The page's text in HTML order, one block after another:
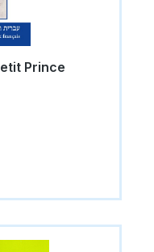
Prince